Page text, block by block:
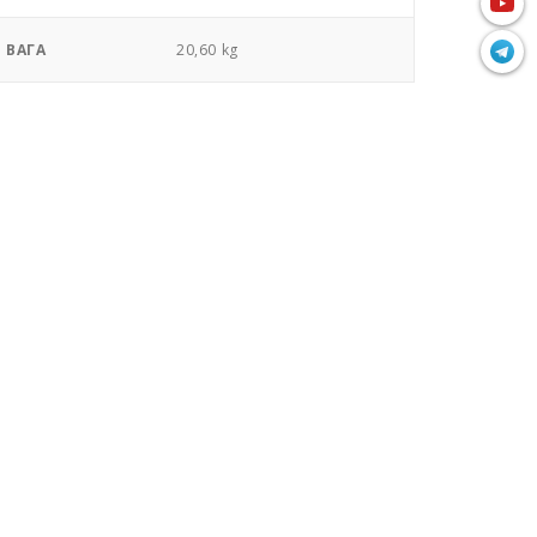
ВАГА 20,60 kg